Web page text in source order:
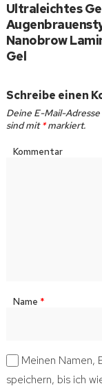
Ultraleichtes
Nanobrow
Gel
Schreibe einen
Deine E-Mail-
sind mit*markiert.
Kommentar
Name *
Meinen Namen,
speichern, bis ich